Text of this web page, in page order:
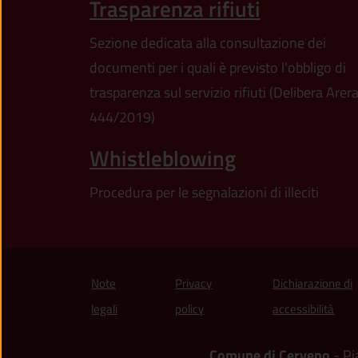
Trasparenza rifiuti
Sezione dedicata alla consultazione dei
documenti per i quali è previsto l'obbligo di
trasparenza sul servizio rifiuti (Delibera Arera
444/2019)
Whistleblowing
Procedura per le segnalazioni di illeciti
Note
legali
Privacy
policy
Dichiarazione di
accessibilità